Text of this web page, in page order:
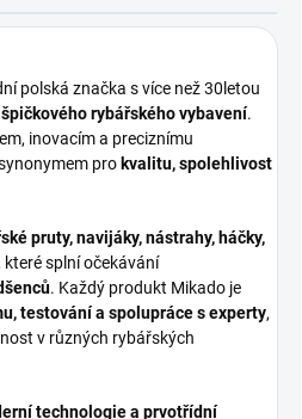
polská značka s více než 30letou
špičkového rybářského vybavení.
inovacím a preciznímu
pro kvalitu, spolehlivost
pruty, navijáky, nástrahy, háčky,
které splní očekávání
. Každý produkt Mikado je
testování a spolupráce s experty,
v různých rybářských
technologie a prvotřídní